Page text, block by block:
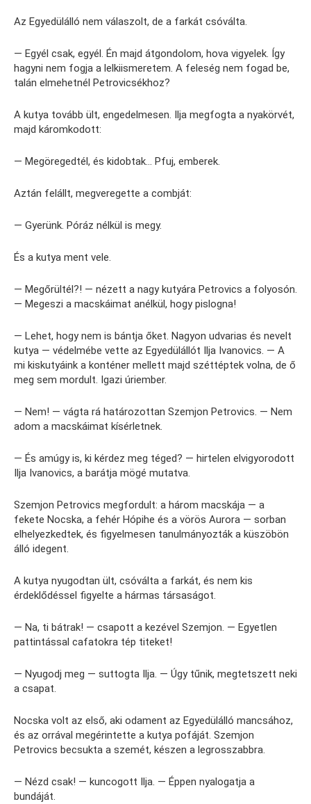
Az Egyedülálló nem válaszolt, de a farkát csóválta.
— Egyél csak, egyél. Én majd átgondolom, hova vigyelek. Így
hagyni nem fogja a lelkiismeretem. A feleség nem fogad be,
talán elmehetnél Petrovicsékhoz?
A kutya tovább ült, engedelmesen. Ilja megfogta a nyakörvét,
majd káromkodott:
— Megöregedtél, és kidobtak… Pfuj, emberek.
Aztán felállt, megveregette a combját:
— Gyerünk. Póráz nélkül is megy.
És a kutya ment vele.
— Megőrültél?! — nézett a nagy kutyára Petrovics a folyosón.
— Megeszi a macskáimat anélkül, hogy pislogna!
— Lehet, hogy nem is bántja őket. Nagyon udvarias és nevelt
kutya — védelmébe vette az Egyedülállót Ilja Ivanovics. — A
mi kiskutyáink a konténer mellett majd széttéptek volna, de ő
meg sem mordult. Igazi úriember.
— Nem! — vágta rá határozottan Szemjon Petrovics. — Nem
adom a macskáimat kísérletnek.
— És amúgy is, ki kérdez meg téged? — hirtelen elvigyorodott
Ilja Ivanovics, a barátja mögé mutatva.
Szemjon Petrovics megfordult: a három macskája — a
fekete Nocska, a fehér Hópihe és a vörös Aurora — sorban
elhelyezkedtek, és figyelmesen tanulmányozták a küszöbön
álló idegent.
A kutya nyugodtan ült, csóválta a farkát, és nem kis
érdeklődéssel figyelte a hármas társaságot.
— Na, ti bátrak! — csapott a kezével Szemjon. — Egyetlen
pattintással cafatokra tép titeket!
— Nyugodj meg — suttogta Ilja. — Úgy tűnik, megtetszett neki
a csapat.
Nocska volt az első, aki odament az Egyedülálló mancsához,
és az orrával megérintette a kutya pofáját. Szemjon
Petrovics becsukta a szemét, készen a legrosszabbra.
— Nézd csak! — kuncogott Ilja. — Éppen nyalogatja a
bundáját.